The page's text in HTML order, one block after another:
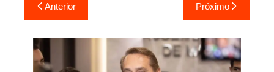
de
Post
Anterior Próximo